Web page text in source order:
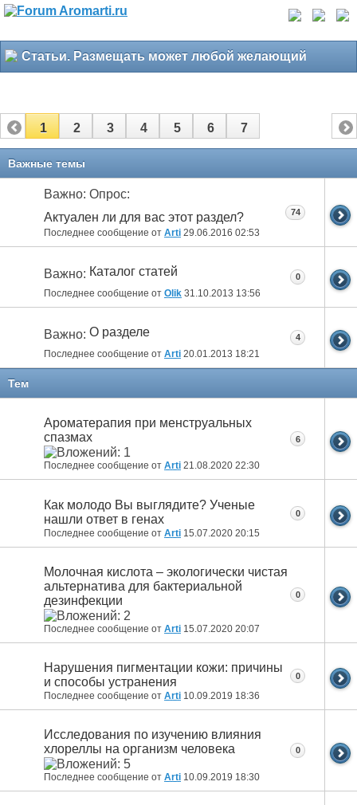
Статьи. Размещать может любой желающий
1 2 3 4 5 6 7
Важные темы
Важно: Опрос:
Актуален ли для вас этот раздел?
Последнее сообщение от Arti 29.06.2016 02:53
74
Важно: Каталог статей
Последнее сообщение от Olik 31.10.2013 13:56
0
Важно: О разделе
Последнее сообщение от Arti 20.01.2013 18:21
4
Тем
Ароматерапия при менструальных
спазмах
Последнее сообщение от Arti 21.08.2020 22:30
6
Как молодо Вы выглядите? Ученые
нашли ответ в генах
Последнее сообщение от Arti 15.07.2020 20:15
0
Молочная кислота – экологически чистая
альтернатива для бактериальной
дезинфекции
Последнее сообщение от Arti 15.07.2020 20:07
0
Нарушения пигментации кожи: причины
и способы устранения
Последнее сообщение от Arti 10.09.2019 18:36
0
Исследования по изучению влияния
хлореллы на организм человека
Последнее сообщение от Arti 10.09.2019 18:30
0